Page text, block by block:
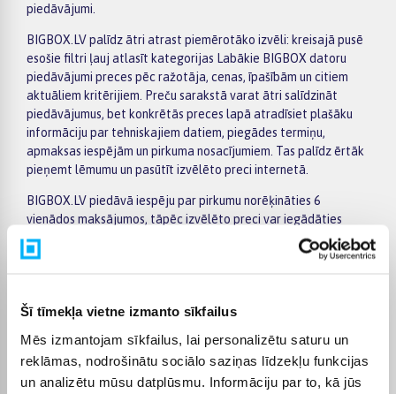
Šī tīmekļa vietne izmanto sīkfailus
Mēs izmantojam sīkfailus, lai personalizētu saturu un
reklāmas, nodrošinātu sociālo saziņas līdzekļu funkcijas
un analizētu mūsu datplūsmu. Informāciju par to, kā jūs
piedāvājumi.
BIGBOX.LV palīdz ātri atrast piemērotāko izvēli: kreisajā pusē
esošie filtri ļauj atlasīt kategorijas Labākie BIGBOX datoru
piedāvājumi preces pēc ražotāja, cenas, īpašībām un citiem
aktuāliem kritērijiem. Preču sarakstā varat ātri salīdzināt
piedāvājumus, bet konkrētās preces lapā atradīsiet plašāku
informāciju par tehniskajiem datiem, piegādes termiņu,
apmaksas iespējām un pirkuma nosacījumiem. Tas palīdz ērtāk
pieņemt lēmumu un pasūtīt izvēlēto preci internetā.
BIGBOX.LV piedāvā iespēju par pirkumu norēķināties 6
vienādos maksājumos, tāpēc izvēlēto preci var iegādāties
ērtāk, sadalot maksājumu vairākās daļās. Piegāde tiek
nodrošināta visā Latvijā: uz pakomātiem no 2,99 €, bet
piegādes termiņš vienmēr ir norādīts konkrētās preces lapā.
Izvēlēto preci no kategorijas Labākie BIGBOX datoru
piedāvājumi piegādāsim norādītajā termiņā, lai pirkumu
internetā varētu saņemt jums ērtā veidā.